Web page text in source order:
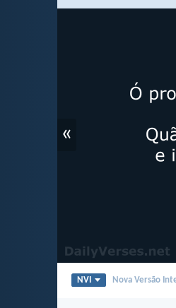
«
NVI Nova Versão